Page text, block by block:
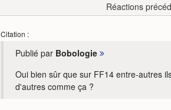
Réactions
Citation :
Publié par Bobologie
Oui bien sûr que sur FF14 entre-autres
d'autres comme ça ?